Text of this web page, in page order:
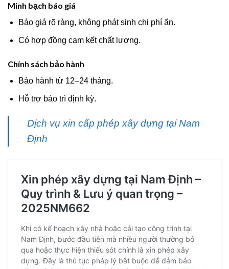
Minh bạch báo giá
Báo giá rõ ràng, không phát sinh chi phí ẩn.
Có hợp đồng cam kết chất lượng.
Chính sách bảo hành
Bảo hành từ 12–24 tháng.
Hỗ trợ bảo trì định kỳ.
Dịch vụ xin cấp phép xây dựng tại Nam
Định